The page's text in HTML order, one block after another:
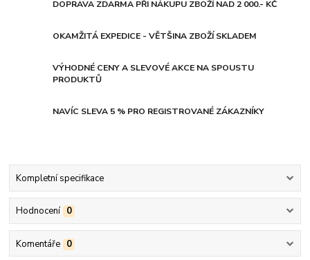
DOPRAVA ZDARMA PŘI NÁKUPU ZBOŽÍ NAD 2 000.- KČ
OKAMŽITÁ EXPEDICE - VĚTŠINA ZBOŽÍ SKLADEM
VÝHODNÉ CENY A SLEVOVÉ AKCE NA SPOUSTU
PRODUKTŮ
NAVÍC SLEVA 5 % PRO REGISTROVANÉ ZÁKAZNÍKY
Kompletní specifikace
Hodnocení 0
Komentáře 0